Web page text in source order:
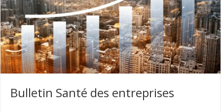
Bulletin Santé des entreprises